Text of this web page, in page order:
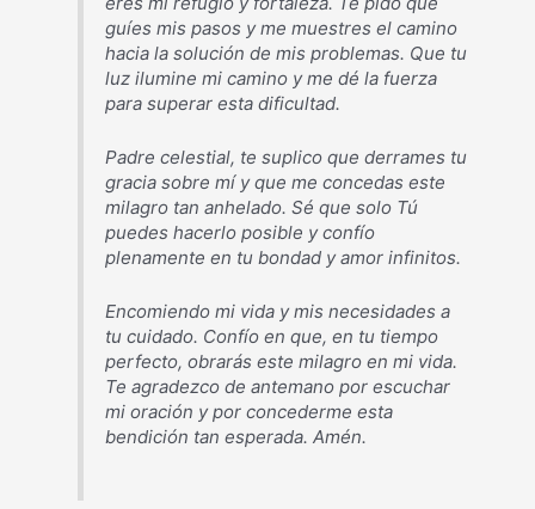
guíes mis pasos y me muestres el camino
hacia la solución de mis problemas. Que tu
luz ilumine mi camino y me dé la fuerza
para superar esta dificultad.
Padre celestial, te suplico que derrames tu
gracia sobre mí y que me concedas este
milagro tan anhelado. Sé que solo Tú
puedes hacerlo posible y confío
plenamente en tu bondad y amor infinitos.
Encomiendo mi vida y mis necesidades a
tu cuidado. Confío en que, en tu tiempo
perfecto, obrarás este milagro en mi vida.
Te agradezco de antemano por escuchar
mi oración y por concederme esta
bendición tan esperada. Amén.